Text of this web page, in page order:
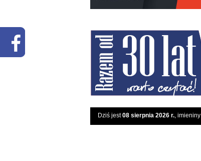
Dziś jest08 sierpnia 2026 r., imieniny